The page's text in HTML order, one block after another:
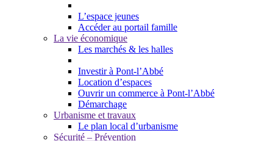
L’espace jeunes
Accéder au portail famille
La vie économique
Les marchés & les halles
Investir à Pont-l’Abbé
Location d’espaces
Ouvrir un commerce à Pont-l’Abbé
Démarchage
Urbanisme et travaux
Le plan local d’urbanisme
Sécurité – Prévention